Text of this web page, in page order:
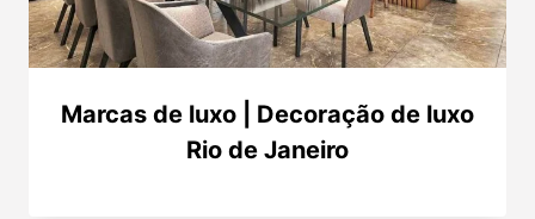
Marcas de luxo | Decoração de luxo
Rio de Janeiro